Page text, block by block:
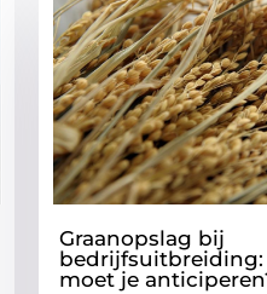
Graanopslag bij
bedrijfsuitbreiding:
moet je